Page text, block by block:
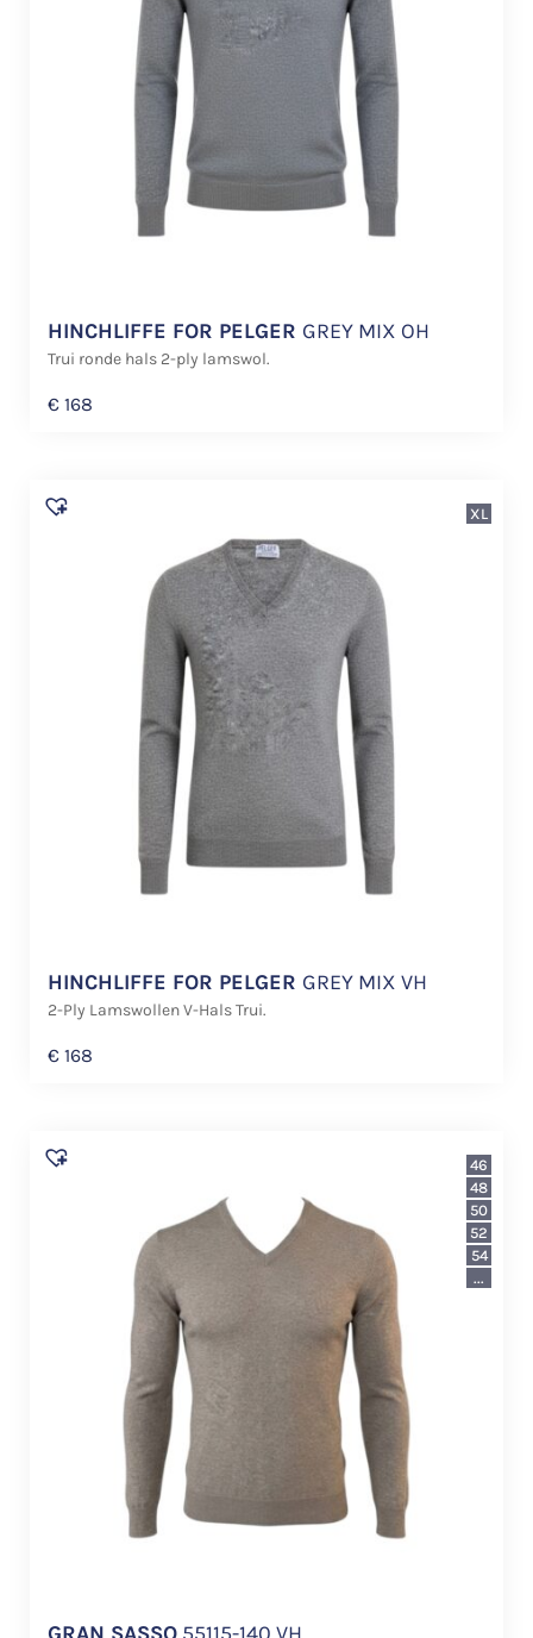
HINCHLIFFE FOR PELGER GREY MIX OH
Trui ronde hals 2-ply lamswol.
€ 168
HINCHLIFFE FOR PELGER GREY MIX VH
2-Ply Lamswollen V-Hals Trui.
€ 168
XL
46
48
50
52
54
...